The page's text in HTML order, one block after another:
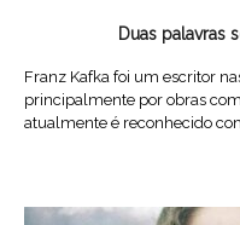
Duas palavras
Franz Kafka foi um escritor
principalmente por obras
atualmente é reconhecido